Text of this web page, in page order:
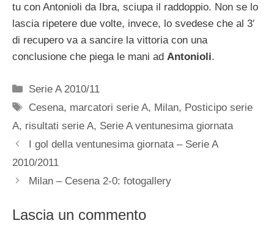
tu con Antonioli da Ibra, sciupa il raddoppio. Non se lo
lascia ripetere due volte, invece, lo svedese che al 3′
di recupero va a sancire la vittoria con una
conclusione che piega le mani ad Antonioli.
Categorie
Serie A 2010/11
Tag
Cesena, marcatori serie A, Milan, Posticipo serie
A, risultati serie A, Serie A ventunesima giornata
I gol della ventunesima giornata – Serie A
2010/2011
Milan – Cesena 2-0: fotogallery
Lascia un commento